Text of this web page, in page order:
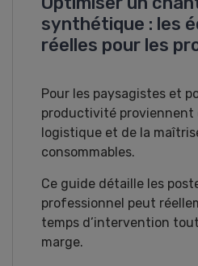
synthétique : les
réelles pour les
Pour les paysagistes et
productivité proviennent
logistique et de la
consommables.
Ce guide détaille les
professionnel peut
temps d’intervention
marge.